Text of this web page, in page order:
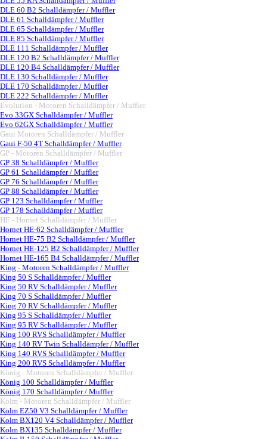
DLE 60 B2 Schalldämpfer / Muffler
DLE 61 Schalldämpfer / Muffler
DLE 65 Schalldämpfer / Muffler
DLE 85 Schalldämpfer / Muffler
DLE 111 Schalldämpfer / Muffler
DLE 120 B2 Schalldämpfer / Muffler
DLE 120 B4 Schalldämpfer / Muffler
DLE 130 Schalldämpfer / Muffler
DLE 170 Schalldämpfer / Muffler
DLE 222 Schalldämpfer / Muffler
Evolution - Motoren Schalldämpfer / Muffler
Evo 33GX Schalldämpfer / Muffler
Evo 62GX Schalldämpfer / Muffler
Gaui Motoren Schalldämpfer / Muffler
Gaui F-50 4T Schalldämpfer / Muffler
GP - Motoren Schalldämpfer / Muffler
GP 38 Schalldämpfer / Muffler
GP 61 Schalldämpfer / Muffler
GP 76 Schalldämpfer / Muffler
GP 88 Schalldämpfer / Muffler
GP 123 Schalldämpfer / Muffler
GP 178 Schalldämpfer / Muffler
HE - Hornet Schalldämpfer / Muffler
Hornet HE-62 Schalldämpfer / Muffler
Hornet HE-75 B2 Schalldämpfer / Muffler
Hornet HE-125 B2 Schalldämpfer / Muffler
Hornet HE-165 B4 Schalldämpfer / Muffler
King - Motoren Schalldämpfer / Muffler▼
King 50 S Schalldämpfer / Muffler
King 50 RV Schalldämpfer / Muffler
King 70 S Schalldämpfer / Muffler
King 70 RV Schalldämpfer / Muffler
King 95 S Schalldämpfer / Muffler
King 95 RV Schalldämpfer / Muffler
King 100 RVS Schalldämpfer / Muffler
King 140 RV Twin Schalldämpfer / Muffler
King 140 RVS Schalldämpfer / Muffler
King 200 RVS Schalldämpfer / Muffler
König - Motoren Schalldämpfer / Muffler
König 100 Schalldämpfer / Muffler
König 170 Schalldämpfer / Muffler
Kolm - Motoren Schalldämpfer / Muffler
Kolm EZ50 V3 Schalldämpfer / Muffler
Kolm BX120 V4 Schalldämpfer / Muffler
Kolm BX135 Schalldämpfer / Muffler